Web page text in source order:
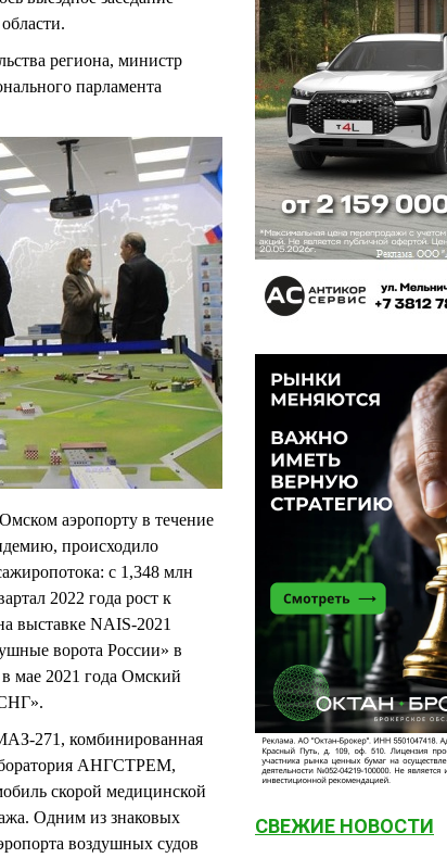
региона, министр
парламента
аэропорту в течение
происходило
с 1,348 млн
2022 года рост к
выставке NAIS-2021
ворота России» в
мае 2021 года Омский
271, комбинированная
АНГСТРЕМ,
скорой медицинской
Одним из знаковых
воздушных судов
СВЕЖИЕ НОВОСТИ